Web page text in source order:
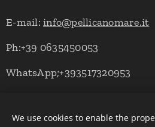
E-mail:info@pellicanomare.it
Ph:+39 0635450053
WhatsApp;+393517320953
Powered by Pellicano
We use cookies to enable the